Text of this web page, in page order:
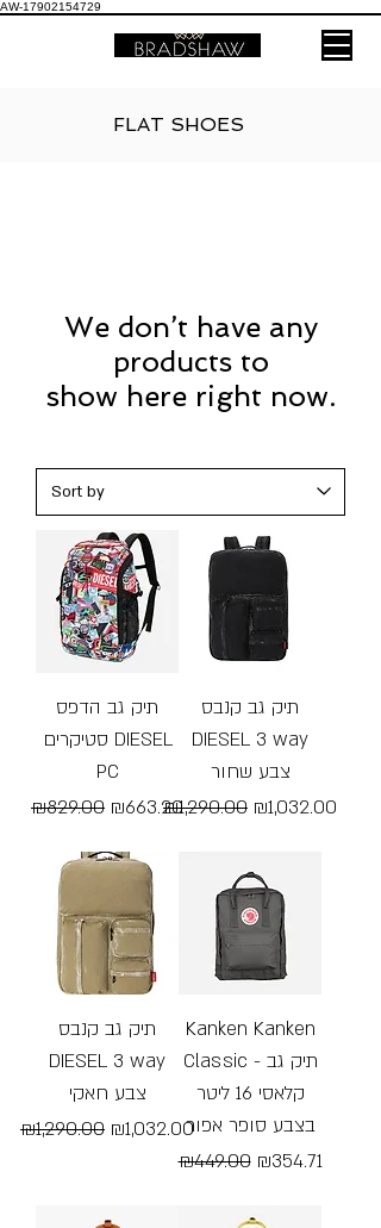
AW-17902154729
FLAT SHOES
We don’t have any
products to
show here right now.
תיק גב הדפס
סטיקרים DIESEL
PC
Regular Price
₪829.00 Sale Price
₪663.20
תיק גב קנבס
DIESEL 3 way
צבע שחור
Regular Price
₪1,290.00 Sale Price
₪1,032.00
תיק גב קנבס
DIESEL 3 way
צבע חאקי
Regular Price
₪1,290.00 Sale Price
₪1,032.00
Kanken Kanken
Classic - תיק גב
קלאסי 16 ליטר
בצבע סופר אפור
Regular Price
₪449.00 Sale Price
₪354.71